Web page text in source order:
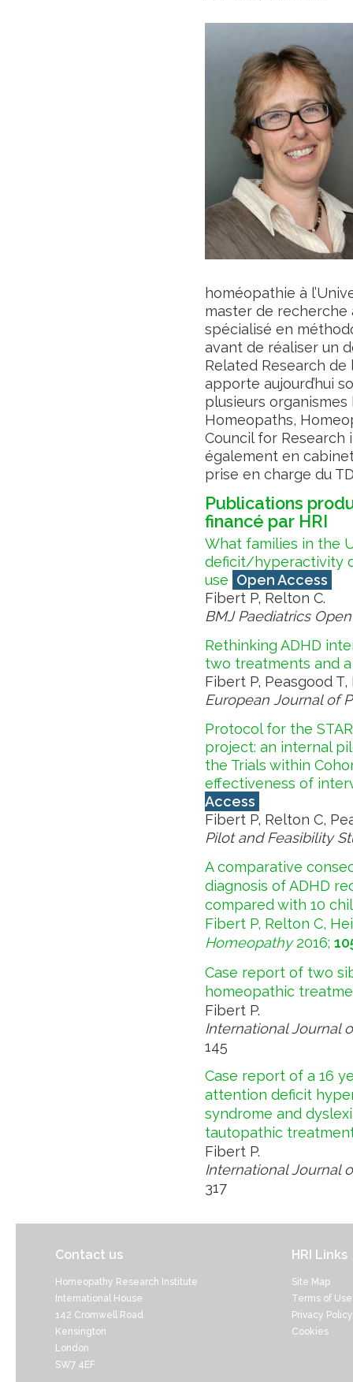
homéopathie à
master de recherche
spécialisé en
avant de réaliser un
Related Research de
apporte aujourd’hui
plusieurs
Homeopaths,
Council for Research
également en
prise en charge du
Publications
financé par HRI
What families in the
deficit/hyperactivity
use Open Access
Fibert P, Relton C.
BMJ Paediatrics
Rethinking ADHD
two treatments and
Fibert P, Peasgood T,
European Journal of
Protocol for the
project: an internal
the Trials within
effectiveness of
Access
Fibert P, Relton C,
Pilot and Feasibility
A comparative
diagnosis of ADHD
compared with 10
Fibert P, Relton C,
Homeopathy2016;
Case report of two
homeopathic
Fibert P.
International Journal
145
Case report of a 16
attention deficit
syndrome and
tautopathic
Fibert P.
International Journal
317
Contact us
Homeopathy Research Institute
International House
142 Cromwell Road
Kensington
London
SW7 4EF
HRI Links
Site Map
Terms of Use
Privacy Policy
Cookies